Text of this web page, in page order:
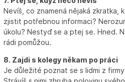
Nevíš, co znamená nějaká zkratka,
zjistit potřebnou informaci?
úkolu? Nestyď se a ptej se. Hned.
rádi pomůžou.
8. Zajdi s kolegy někam po práci
Je důležité poznat se s lidmi z